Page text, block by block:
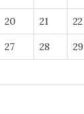
20 21 22
27 28 29